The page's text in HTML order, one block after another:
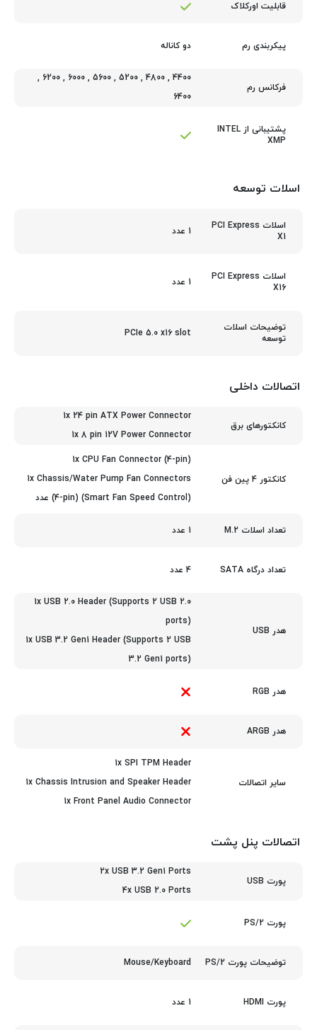
قابلیت اورکلاک
پیکربندی رم دو کاناله
فرکانس رم
4400
,
4800
,
5200
,
5600
,
6000
,
6200
,
6400
پشتیبانی از INTEL
XMP
اسلات توسعه
اسلات PCI Express
X1
1 عدد
اسلات PCI Express
X16
1 عدد
توضیحات اسلات
توسعه
PCIe 5.0 x16 slot
اتصالات داخلی
کانکتورهای برق
1x 24 pin ATX Power Connector
1x 8 pin 12V Power Connector
کانکتور 4 پین فن
1x CPU Fan Connector (4-pin)
1x Chassis/Water Pump Fan Connectors
(4-pin) (Smart Fan Speed Control) عدد
تعداد اسلات M.2 1 عدد
تعداد درگاه SATA 4 عدد
هدر USB
1x USB 2.0 Header (Supports 2 USB 2.0
ports)
1x USB 3.2 Gen1 Header (Supports 2 USB
3.2 Gen1 ports)
هدر RGB
هدر ARGB
سایر اتصالات
1x SPI TPM Header
1x Chassis Intrusion and Speaker Header
1x Front Panel Audio Connector
اتصالات پنل پشت
پورت USB
2x USB 3.2 Gen1 Ports
4x USB 2.0 Ports
پورت PS/2
توضیحات پورت PS/2 Mouse/Keyboard
پورت HDMI 1 عدد